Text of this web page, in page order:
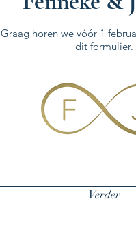
Graag horen we vóór 1
dit formulier.
Verder